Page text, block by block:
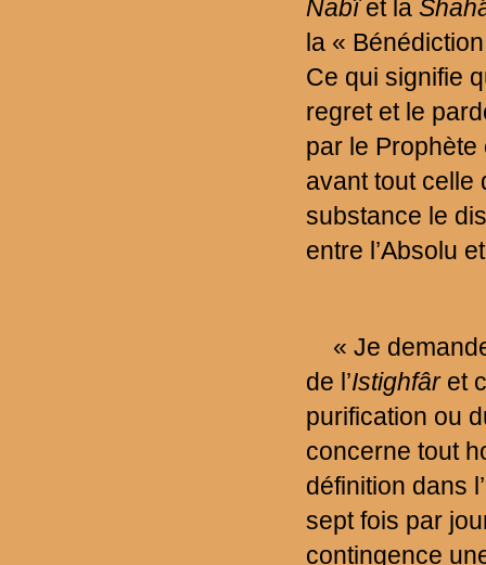
Nabîet la
la «
Ce qui signifie
regret et le
par le
avant tout celle
substance le
entre l’Absolu
« Je
de l’Istighfâr et
purification ou
concerne tout
définition dans
sept fois par
contingence